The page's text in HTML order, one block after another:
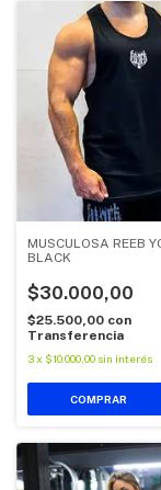
MUSCULOSA REEB
BLACK
$30.000,00
$25.500,00 con
Transferencia
3x $10.000,00 sin interés
COMPRAR